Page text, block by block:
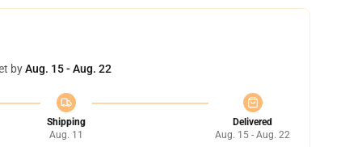
byAug. 15 - Aug. 22
Shipping
Aug. 11
Delivered
Aug. 15 - Aug. 22